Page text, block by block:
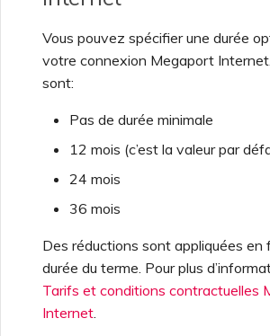
Vous pouvez spécifier une durée
votre connexion Megaport
sont:
Pas de durée minimale
12 mois (c’est la valeur par
24 mois
36 mois
Des réductions sont appliquées en
durée du terme. Pour plus
Tarifs et conditions contractuelles
Internet